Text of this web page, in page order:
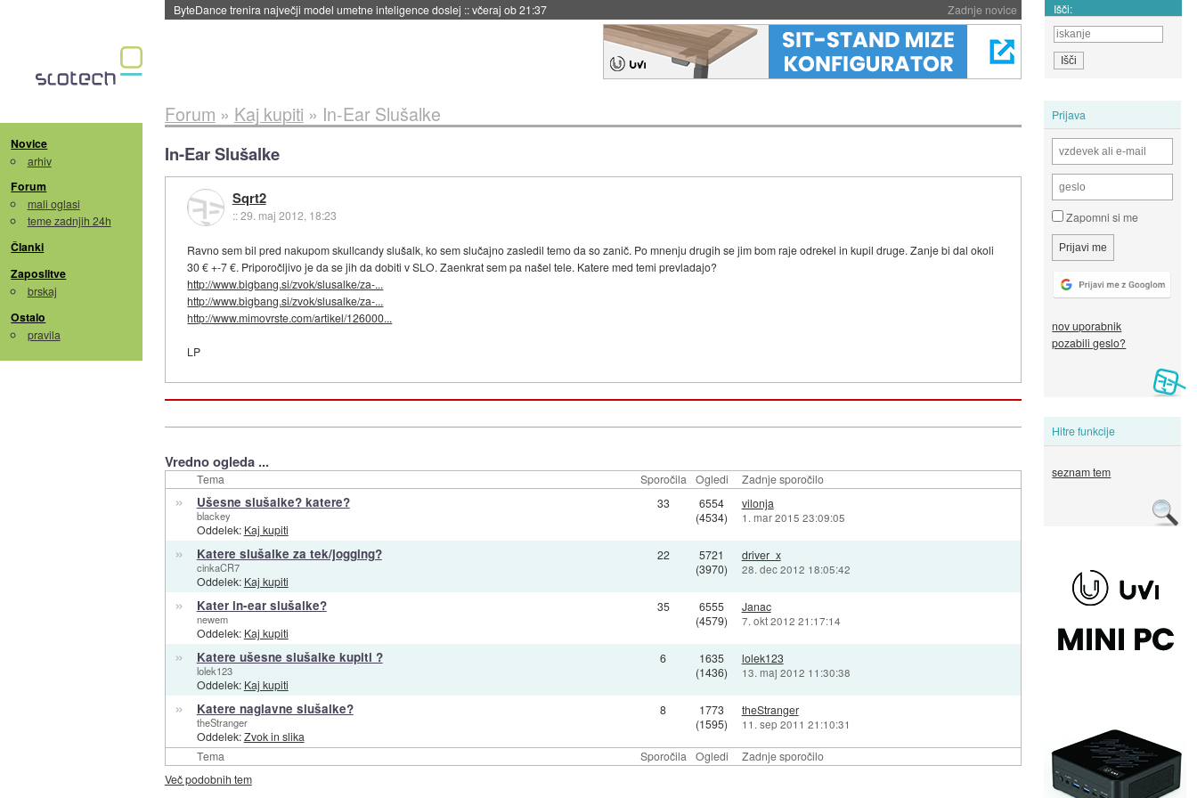
Zadnje novice
ByteDance trenira največji model umetne inteligence doslej ::včeraj ob 21:37 Išči:
Novice
arhiv
Forum
mali oglasi
teme zadnjih 24h
Članki
Zaposlitve
brskaj
Ostalo
pravila
Prijava
Zapomni si me
nov uporabnik
pozabili geslo?
Hitre funkcije
seznam tem
Forum » Kaj kupiti » In-Ear Slušalke
In-Ear Slušalke
Sqrt2
::29. maj 2012, 18:23
Ravno sem bil pred nakupom skullcandy slušalk, ko sem slučajno zasledil temo da so zanič. Po mnenju drugih se jim bom raje odrekel in kupil druge. Zanje bi dal okoli
30 € +-7 €. Priporočljivo je da se jih da dobiti v SLO. Zaenkrat sem pa našel tele. Katere med temi prevladajo?
http://www.bigbang.si/zvok/slusalke/za-...
http://www.bigbang.si/zvok/slusalke/za-...
http://www.mimovrste.com/artikel/126000...
LP
Vredno ogleda ...
Tema Sporočila Ogledi Zadnje sporočilo
Tema Sporočila Ogledi Zadnje sporočilo
» Ušesne slušalke? katere?
blackey
Oddelek: Kaj kupiti
33
6554
(4534)
vilonja
1. mar 2015 23:09:05
» Katere slušalke za tek/jogging?
cinkaCR7
Oddelek: Kaj kupiti
22
5721
(3970)
driver_x
28. dec 2012 18:05:42
» Kater in-ear slušalke?
newem
Oddelek: Kaj kupiti
35
6555
(4579)
Janac
7. okt 2012 21:17:14
» Katere ušesne slušalke kupiti ?
lolek123
Oddelek: Kaj kupiti
6
1635
(1436)
lolek123
13. maj 2012 11:30:38
» Katere naglavne slušalke?
theStranger
Oddelek:Zvok in slika
8
1773
(1595)
theStranger
11. sep 2011 21:10:31
Več podobnih tem